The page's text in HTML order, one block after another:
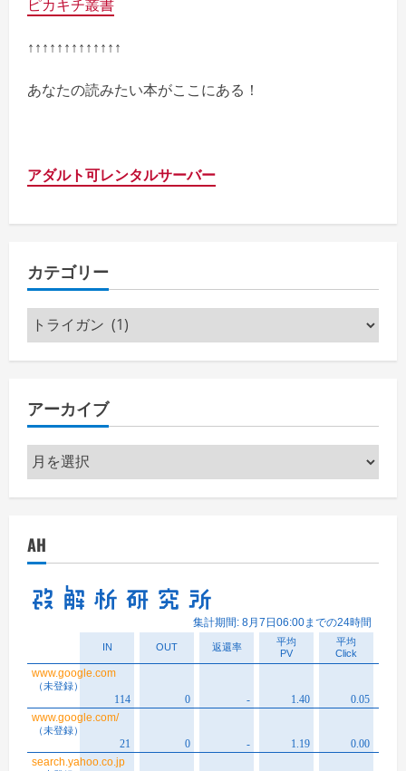
ピカキチ叢書
↑↑↑↑↑↑↑↑↑↑↑↑↑
あなたの読みたい本がここにある！
アダルト可レンタルサーバー
カテゴリー
カ
テ
ー
アーカイブ
ア
ー
ブ
AH